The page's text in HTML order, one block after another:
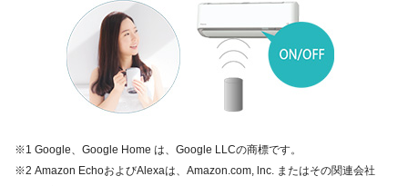
※1 Google、Google Home は、Google LLCの商標です。
※2 Amazon EchoおよびAlexaは、Amazon.com, lnc. またはその関連会社